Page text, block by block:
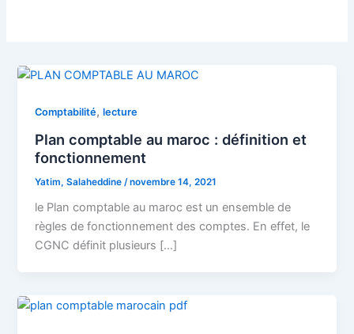
Comptabilité,lecture
Plan comptable au maroc : définition et
fonctionnement
Yatim, Salaheddine /novembre 14, 2021
le Plan comptable au maroc est un ensemble de
règles de fonctionnement des comptes. En effet, le
CGNC définit plusieurs […]